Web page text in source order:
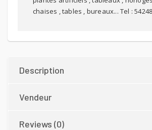
chaises , tables , bureaux... Tel :
Description
Vendeur
Reviews (0)